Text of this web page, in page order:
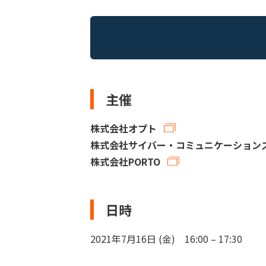
主催
株式会社オプト
株式会社サイバー・コミュニケーション
株式会社PORTO
日時
2021年7月16日 (金) 16:00 – 17:30